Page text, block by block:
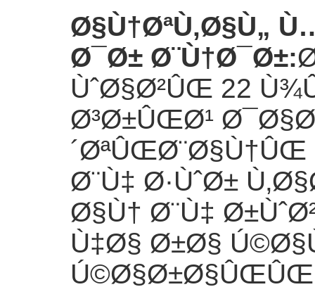
Ø§Ù†ØªÙ‚Ø§Ù„
Ø¯Ø± Ø¨Ù†Ø¯Ø±:
ÙˆØ§Ø²ÛŒ 22
Ø³Ø±ÛŒØ¹
Ø¨Ù‡ Ø·ÙˆØ±
Ø§Ù† Ø¨Ù‡
Ù‡Ø§ Ø±Ø§